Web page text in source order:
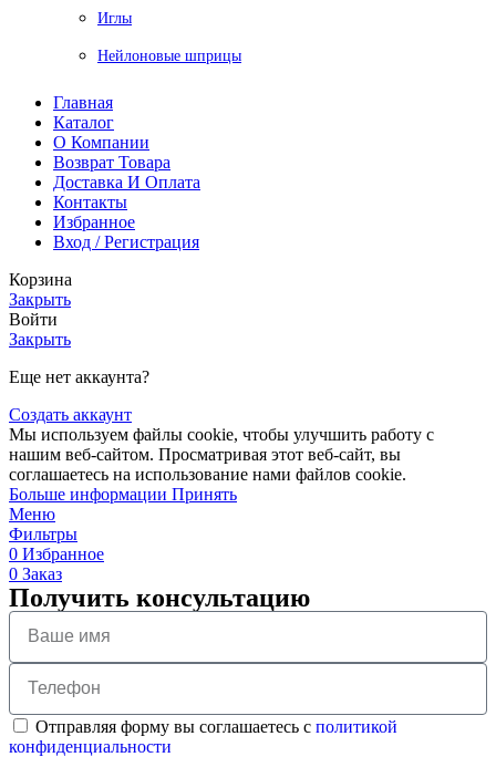
Иглы
Нейлоновые шприцы
Главная
Каталог
О Компании
Возврат Товара
Доставка И Оплата
Контакты
Избранное
Вход / Регистрация
Корзина
Закрыть
Войти
Закрыть
Еще нет аккаунта?
Создать аккаунт
Мы используем файлы cookie, чтобы улучшить работу с
нашим веб-сайтом. Просматривая этот веб-сайт, вы
соглашаетесь на использование нами файлов cookie.
Больше информации Принять
Меню
Фильтры
0 Избранное
0 Заказ
Получить консультацию
Отправляя форму вы соглашаетесь с политикой
конфиденциальности